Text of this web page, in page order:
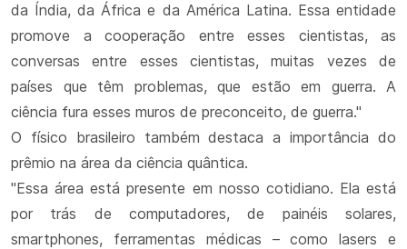
da Índia, da África e da América Latina. Essa entidade
promove a cooperação entre esses cientistas, as
conversas entre esses cientistas, muitas vezes de
países que têm problemas, que estão em guerra. A
ciência fura esses muros de preconceito, de guerra."
O físico brasileiro também destaca a importância do
prêmio na área da ciência quântica.
"Essa área está presente em nosso cotidiano. Ela está
por trás de computadores, de painéis solares,
smartphones, ferramentas médicas – como lasers e